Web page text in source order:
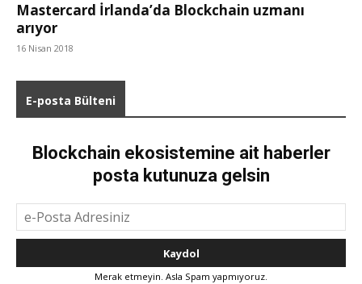
Mastercard İrlanda’da Blockchain uzmanı
arıyor
16 Nisan 2018
E-posta Bülteni
Blockchain ekosistemine ait haberler
posta kutunuza gelsin
Merak etmeyin. Asla Spam yapmıyoruz.